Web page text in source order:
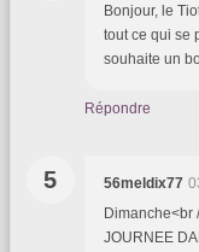
Bonjour, le
tout ce qui se
souhaite un
Répondre
5 56meldix77
JOURNEE